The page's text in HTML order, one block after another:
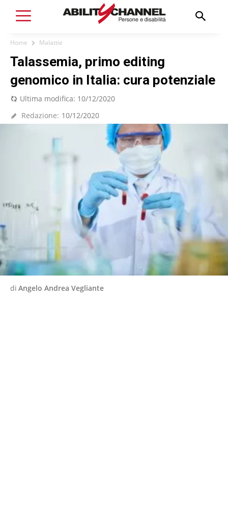
Home Malattie
Talassemia, primo editing
genomico in Italia: cura potenziale
Ultima modifica: 10/12/2020
Redazione: 10/12/2020
di Angelo Andrea Vegliante